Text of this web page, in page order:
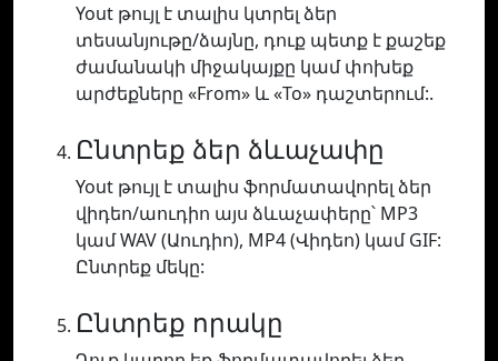
Yout թույլ է տալիս կտրել ձեր
տեսանյութը/ձայնը, դուք պետք է քաշեք
ժամանակի միջակայքը կամ փոխեք
արժեքները «From» և «To» դաշտերում:.
Ընտրեք ձեր ձևաչափը
Yout թույլ է տալիս ֆորմատավորել ձեր
վիդեո/աուդիո այս ձևաչափերը՝ MP3
կամ WAV (Աուդիո), MP4 (Վիդեո) կամ GIF:
Ընտրեք մեկը:
Ընտրեք որակը